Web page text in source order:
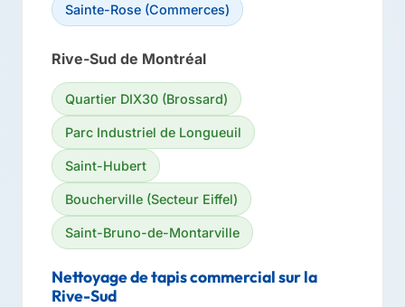
Sainte-Rose (Commerces)
Rive-Sud de Montréal
Quartier DIX30 (Brossard)
Parc Industriel de Longueuil
Saint-Hubert
Boucherville (Secteur Eiffel)
Saint-Bruno-de-Montarville
Nettoyage de tapis commercial sur la
Rive-Sud